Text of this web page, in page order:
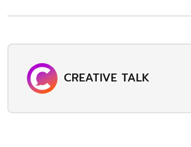
CREATIVE TALK